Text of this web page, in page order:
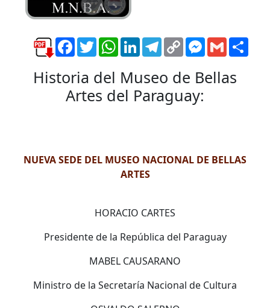
Facebook
TwitterWhatsApp
LinkedInTelegram
Copy
Link
Messenger
Gmail
Historia del Museo de Bellas
Artes del Paraguay:
NUEVA SEDE DEL MUSEO NACIONAL DE BELLAS
ARTES
HORACIO CARTES
Presidente de la República del Paraguay
MABEL CAUSARANO
Ministro de la Secretaría Nacional de Cultura